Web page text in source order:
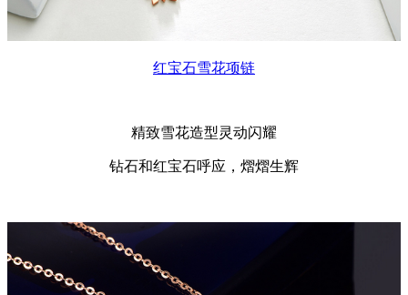
红宝石雪花项链
精致雪花造型灵动闪耀
钻石和红宝石呼应，熠熠生辉